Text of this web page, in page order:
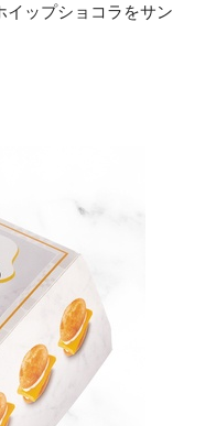
イップショコラをサン